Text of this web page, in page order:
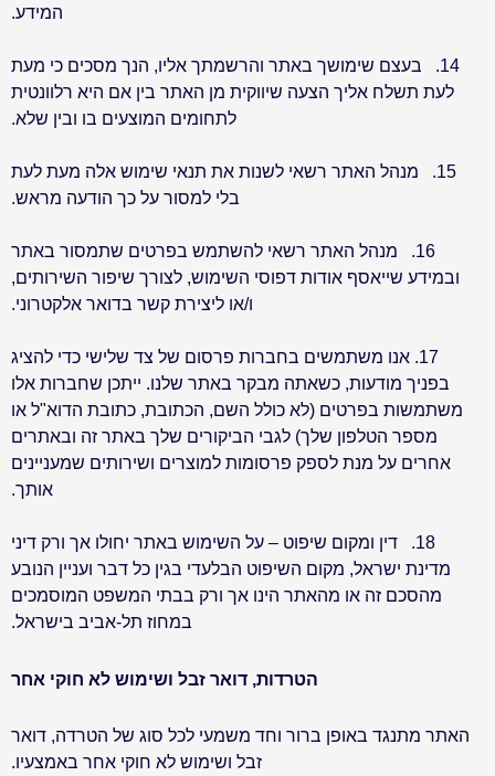
המידע.
14.
בעצם שימושך באתר והרשמתך אליו, הנך מסכים כי מעת
לעת תשלח אליך הצעה שיווקית מן האתר בין אם היא רלוונטית
לתחומים המוצעים בו ובין שלא.
15.
מנהל האתר רשאי לשנות את תנאי שימוש אלה מעת לעת
בלי למסור על כך הודעה מראש.
16.
מנהל האתר רשאי להשתמש בפרטים שתמסור באתר
ובמידע שייאסף אודות דפוסי השימוש, לצורך שיפור השירותים,
ו/או ליצירת קשר בדואר אלקטרוני.
17. אנו משתמשים בחברות פרסום של צד שלישי כדי להציג
בפניך מודעות, כשאתה מבקר באתר שלנו. ייתכן שחברות אלו
משתמשות בפרטים (לא כולל השם, הכתובת, כתובת הדוא"ל או
מספר הטלפון שלך) לגבי הביקורים שלך באתר זה ובאתרים
אחרים על מנת לספק פרסומות למוצרים ושירותים שמעניינים
אותך.
18.
דין ומקום שיפוט – על השימוש באתר יחולו אך ורק דיני
מדינת ישראל, מקום השיפוט הבלעדי בגין כל דבר ועניין הנובע
מהסכם זה או מהאתר הינו אך ורק בבתי המשפט המוסמכים
במחוז תל-אביב בישראל.
הטרדות, דואר זבל ושימוש לא חוקי אחר
האתר מתנגד באופן ברור וחד משמעי לכל סוג של הטרדה, דואר
זבל ושימוש לא חוקי אחר באמצעיו.